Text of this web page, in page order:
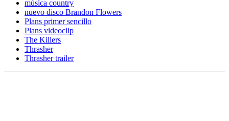
música country
nuevo disco Brandon Flowers
Plans primer sencillo
Plans videoclip
The Killers
Thrasher
Thrasher trailer